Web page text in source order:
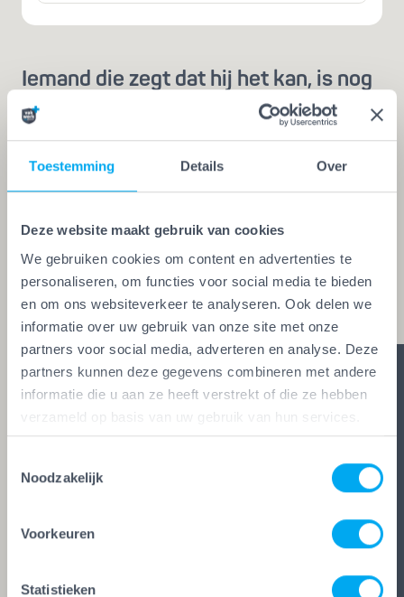
Toestemming Details Over
Deze website maakt gebruik van cookies
We gebruiken cookies om content en advertenties te
personaliseren, om functies voor social media te bieden
en om ons websiteverkeer te analyseren. Ook delen we
informatie over uw gebruik van onze site met onze
partners voor social media, adverteren en analyse. Deze
partners kunnen deze gegevens combineren met andere
informatie die u aan ze heeft verstrekt of die ze hebben
verzameld op basis van uw gebruik van hun services.
Noodzakelijk
Voorkeuren
Statistieken
Iemand die zegt dat hij het kan, is nog
geen vakman
Een echte vakman of -vrouw herken je aan de
Vakwerk Plusgarantie. Dit is hét
kwaliteitskeurmerk voor schilders, behangers,
aan de strengste kwaliteitseisen voldoet, mag het
keurmerk voeren. Zo ben je zeker van vakwerk,
duidelijke afspraken en zes glasheldere garanties.